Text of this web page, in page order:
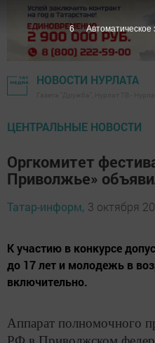
НОВОСТИ НУРЛАТА
ЦЕНТРАЛЬНЫЕ НОВОСТИ
Оргкомитет
Приволжье»
Татар-информ, 3 октября
К участию в конкурсе
до 17 лет и молодежь в
включительно.
Аппарат полномочного
5 Автоматическое